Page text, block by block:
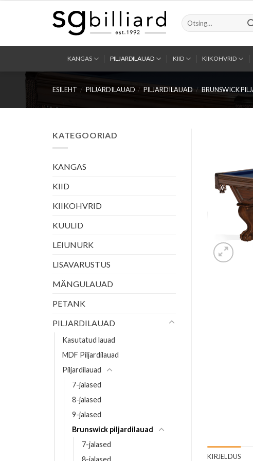
Otsi:
KANGAS PILJARDILAUAD KIID KIIKOHVRID
ESILEHT / PILJARDILAUAD / PILJARDILAUAD / BRUNSWICK
KATEGOORIAD
KANGAS
KIID
KIIKOHVRID
KUULID
LEIUNURK
LISAVARUSTUS
MÄNGULAUAD
PETANK
PILJARDILAUAD
Kasutatud lauad
MDF Piljardilauad
Piljardilauad
7-jalased
8-jalased
9-jalased
Brunswick piljardilauad
7-jalased
8-jalased
KIRJELDUS